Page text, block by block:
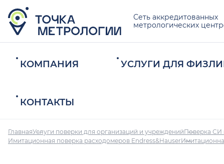
Сеть аккредитованных
метрологических
КОМПАНИЯ УСЛУГИ ДЛЯ
КОНТАКТЫ
ГлавнаяУслуги поверки для организаций и учрежденийПоверка СИ
Имитационная поверка расходомеров Endress&Hauser